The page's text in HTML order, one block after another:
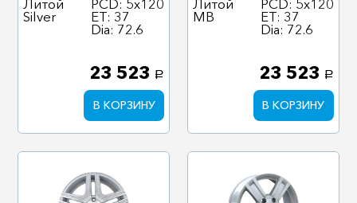
Литой
Silver
PCD: 5x120
ET: 37
Dia: 72.6
23 523 a
В КОРЗИНУ
Литой
MB
PCD: 5x120
ET: 37
Dia: 72.6
23 523 a
В КОРЗИНУ